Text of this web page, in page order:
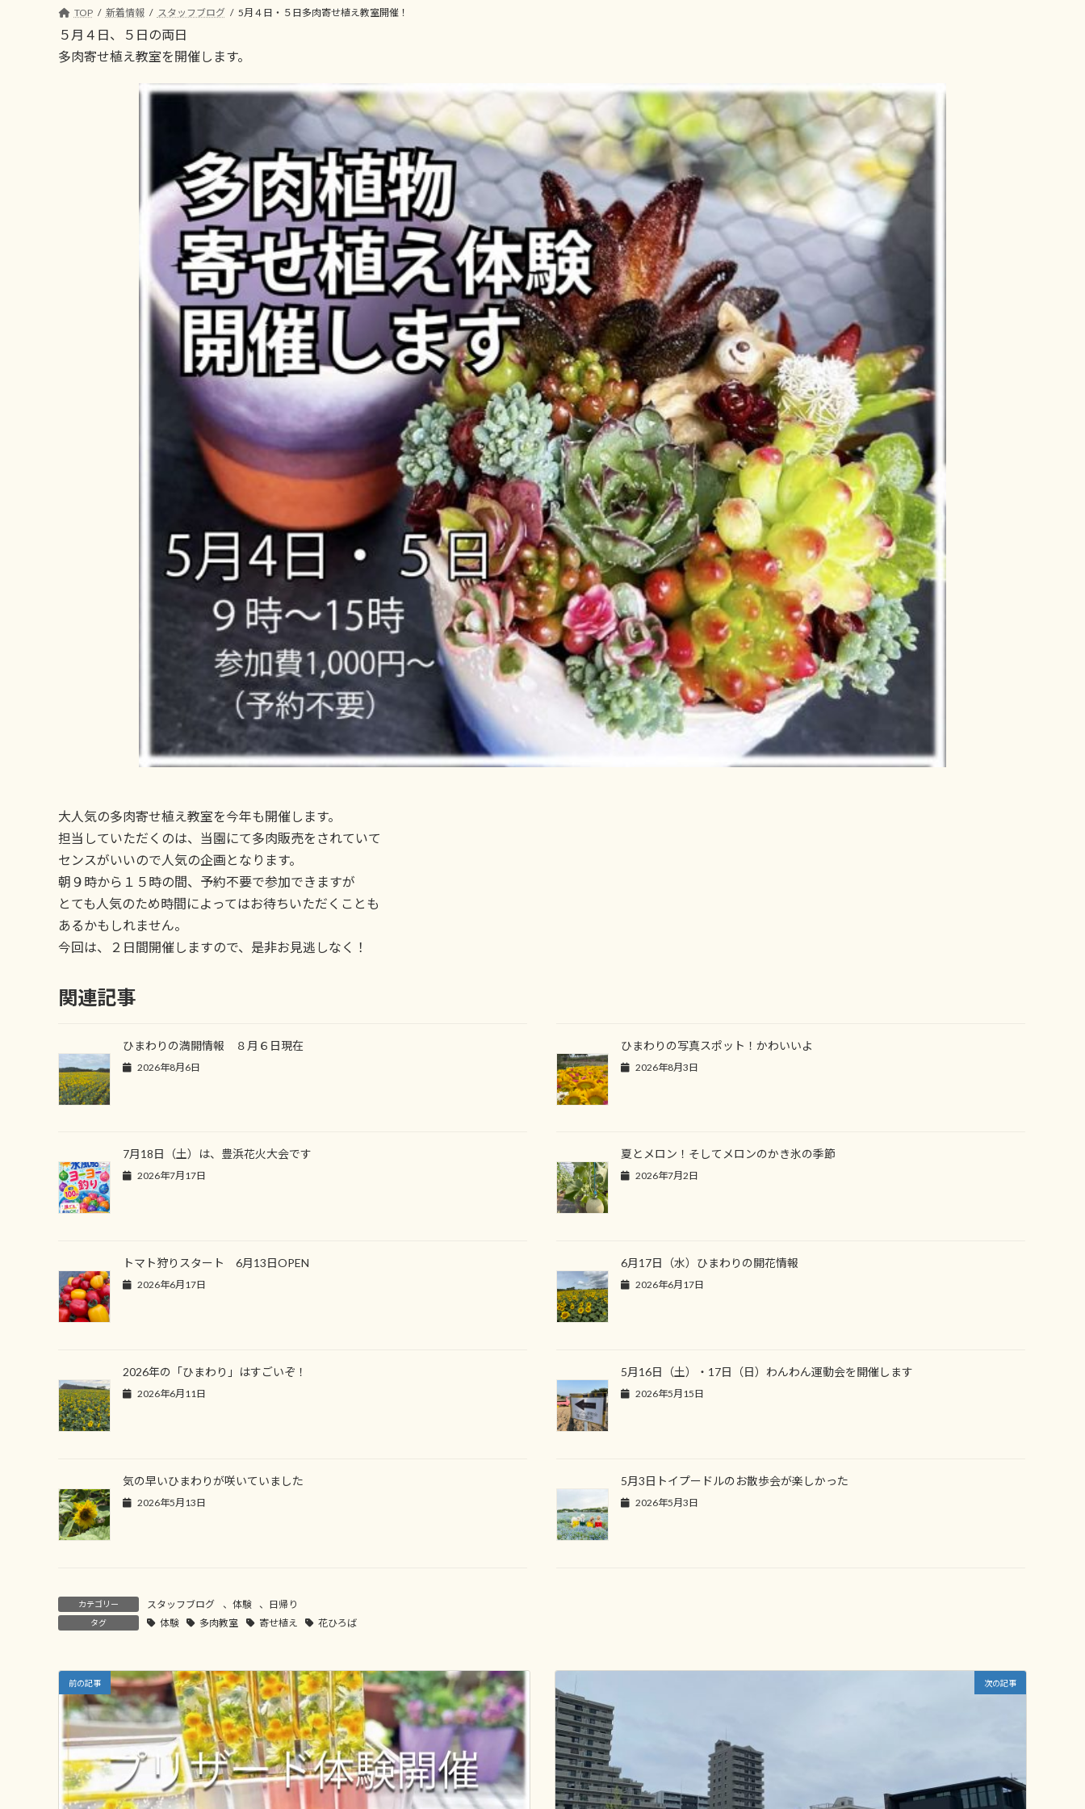
TOP 新着情報 スタッフブログ 5月４日・５日多肉寄せ植え教室開催！
５月４日、５日の両日
多肉寄せ植え教室を開催します。
大人気の多肉寄せ植え教室を今年も開催します。
担当していただくのは、当園にて多肉販売をされていて
センスがいいので人気の企画となります。
朝９時から１５時の間、予約不要で参加できますが
とても人気のため時間によってはお待ちいただくことも
あるかもしれません。
今回は、２日間開催しますので、是非お見逃しなく！
関連記事
ひまわりの満開情報 ８月６日現在
2026年8月6日
ひまわりの写真スポット！かわいいよ
2026年8月3日
7月18日（土）は、豊浜花火大会です
2026年7月17日
夏とメロン！そしてメロンのかき氷の季節
2026年7月2日
トマト狩りスタート 6月13日OPEN
2026年6月17日
6月17日（水）ひまわりの開花情報
2026年6月17日
2026年の「ひまわり」はすごいぞ！
2026年6月11日
5月16日（土）・17日（日）わんわん運動会を開催します
2026年5月15日
気の早いひまわりが咲いていました
2026年5月13日
5月3日トイプードルのお散歩会が楽しかった
2026年5月3日
カテゴリー スタッフブログ 、 体験 、 日帰り
タグ 体験 多肉教室 寄せ植え 花ひろば
前の記事 次の記事